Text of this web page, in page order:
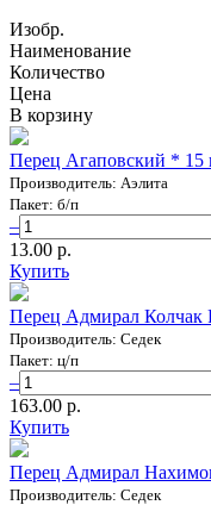
Изобр.
Наименование
Количество
Цена
В корзину
Перец Агаповский *
Производитель: Аэлита
Пакет: б/п
–
13.00 p.
Купить
Перец Адмирал Колчак
Производитель: Седек
Пакет: ц/п
–
163.00 p.
Купить
Перец Адмирал
Производитель: Седек